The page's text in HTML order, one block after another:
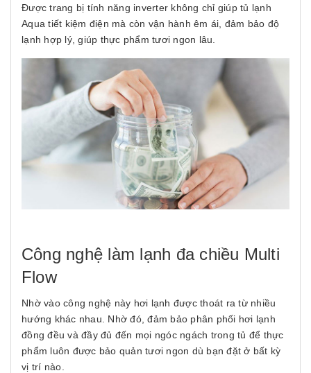
Được trang bị tính năng inverter không chỉ giúp tủ lạnh
Aqua tiết kiệm điện mà còn vận hành êm ái, đảm bảo độ
lạnh hợp lý, giúp thực phẩm tươi ngon lâu.
Công nghệ làm lạnh đa chiều Multi
Flow
Nhờ vào công nghệ này hơi lạnh được thoát ra từ nhiều
hướng khác nhau. Nhờ đó, đảm bảo phân phối hơi lạnh
đồng đều và đầy đủ đến mọi ngóc ngách trong tủ để thực
phẩm luôn được bảo quản tươi ngon dù bạn đặt ở bất kỳ
vị trí nào.